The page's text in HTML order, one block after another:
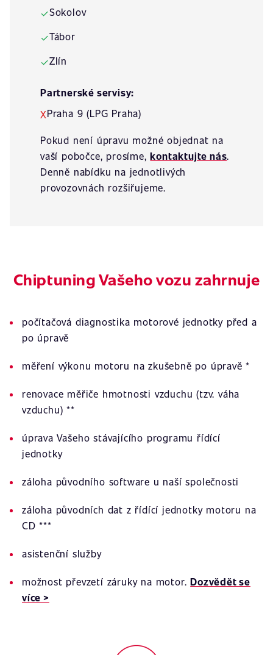
✓Sokolov
✓Tábor
✓Zlín
Partnerské servisy:
XPraha 9 (LPG Praha)
Pokud není úpravu možné objednat na
vaší pobočce, prosíme,kontaktujte nás.
Denně nabídku na jednotlivých
provozovnách rozšiřujeme.
Chiptuning Vašeho vozu zahrnuje
počítačová diagnostika motorové jednotky před a
po úpravě
měření výkonu motoru na zkušebně po úpravě *
renovace měřiče hmotnosti vzduchu (tzv. váha
vzduchu) **
úprava Vašeho stávajícího programu řídící
jednotky
záloha původního software u naší společnosti
záloha původních dat z řídící jednotky motoru na
CD ***
asistenční služby
možnost převzetí záruky na motor.Dozvědět se
více >